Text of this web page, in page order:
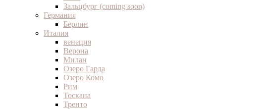
Зальцбург (coming soon)
Германия
Берлин
Италия
венеция
Верона
Милан
Озеро Гарда
Озеро Комо
Рим
Тоскана
Тренто